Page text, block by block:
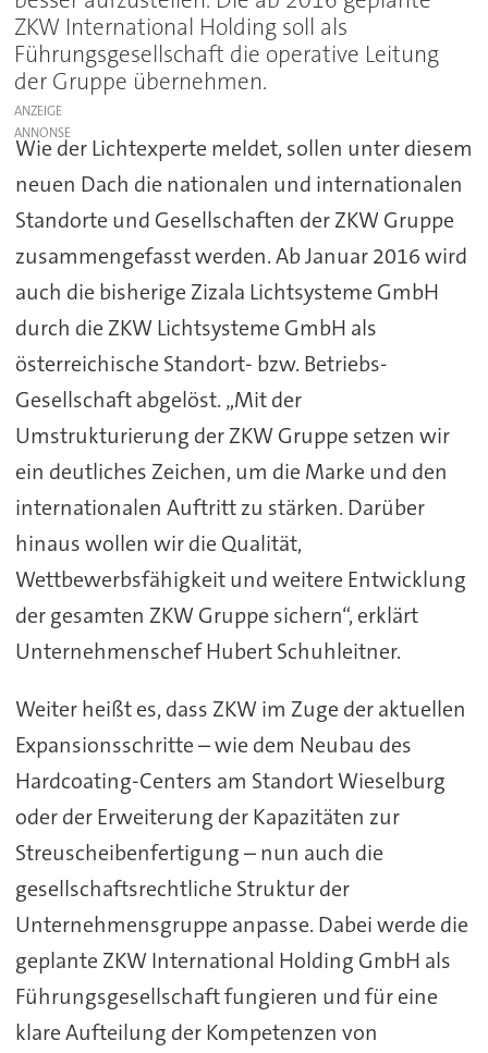
ZKW International Holding soll als
Führungsgesellschaft die operative Leitung
der Gruppe übernehmen.
ANZEIGE
Wie der Lichtexperte meldet, sollen unter diesem
neuen Dach die nationalen und internationalen
Standorte und Gesellschaften der ZKW Gruppe
zusammengefasst werden. Ab Januar 2016 wird
auch die bisherige Zizala Lichtsysteme GmbH
durch die ZKW Lichtsysteme GmbH als
österreichische Standort- bzw. Betriebs-
Gesellschaft abgelöst. „Mit der
Umstrukturierung der ZKW Gruppe setzen wir
ein deutliches Zeichen, um die Marke und den
internationalen Auftritt zu stärken. Darüber
hinaus wollen wir die Qualität,
Wettbewerbsfähigkeit und weitere Entwicklung
der gesamten ZKW Gruppe sichern“, erklärt
Unternehmenschef Hubert Schuhleitner.
Weiter heißt es, dass ZKW im Zuge der aktuellen
Expansionsschritte – wie dem Neubau des
Hardcoating-Centers am Standort Wieselburg
oder der Erweiterung der Kapazitäten zur
Streuscheibenfertigung – nun auch die
gesellschaftsrechtliche Struktur der
Unternehmensgruppe anpasse. Dabei werde die
geplante ZKW International Holding GmbH als
Führungsgesellschaft fungieren und für eine
klare Aufteilung der Kompetenzen von